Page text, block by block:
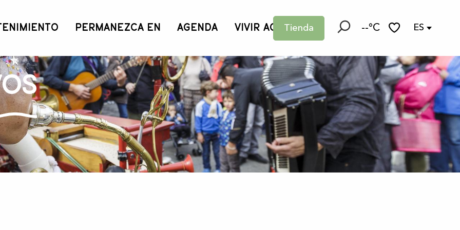
Tienda --°C ES
PERMANEZCA EN AGENDA VIVIR AQUÍ